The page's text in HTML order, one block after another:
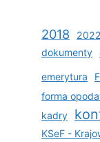
2018 2022
dokumenty
emerytura
forma
kadry
KSeF -